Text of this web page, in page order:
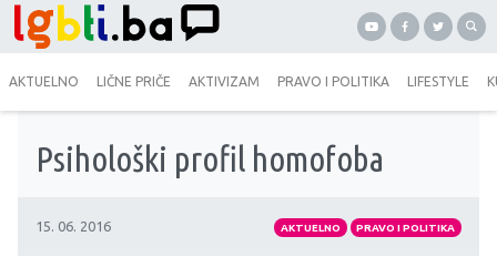
AKTUELNO LIČNE PRIČE AKTIVIZAM PRAVO I POLITIKA LIFESTYLE
Psihološki profil homofoba
15. 06. 2016 AKTUELNO PRAVO I POLITIKA